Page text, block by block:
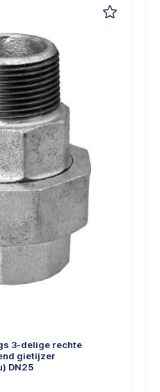
3-delige rechte
gietijzer
DN25